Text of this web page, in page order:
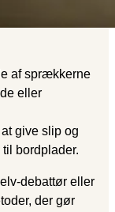
af sprækkerne
eller
give slip og
bordplader.
debattør eller
der gør